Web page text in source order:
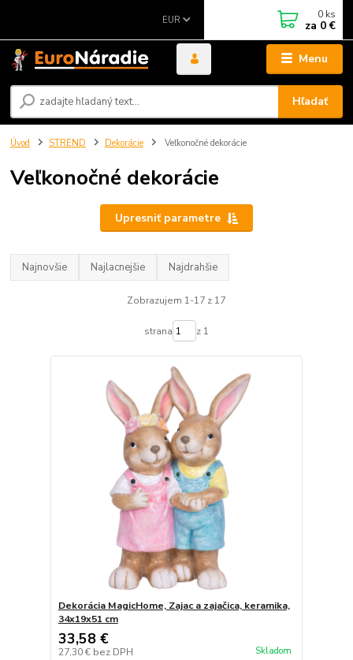
Menu
EUR
Hľadať
0 ks
za 0 €
Úvod STREND Dekorácie Veľkonočné dekorácie
Veľkonočné dekorácie
Upresniť parametre
Najnovšie Najlacnejšie Najdrahšie
Zobrazujem 1-17 z 17
strana z 1
Dekorácia MagicHome, Zajac a zajačica, keramika,
34x19x51 cm
33,58 €
27,30 € bez DPH Skladom